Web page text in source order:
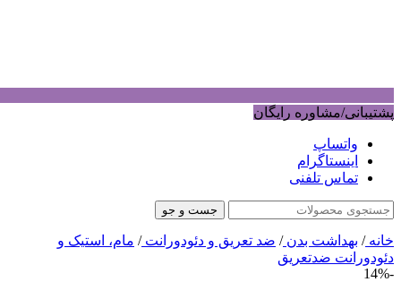
پشتیبانی/مشاوره رایگان
واتساپ
اینستاگرام
تماس تلفنی
جست و جو
خانه/ بهداشت بدن/ ضد تعریق و دئودورانت/ مام، استیک و
دئودورانت ضدتعریق
-14%